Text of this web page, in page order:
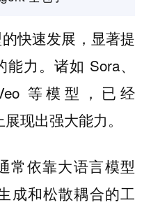
快速发展，显著提
力。诸如 Sora、
等模型，已经
现出强大能力。
常依靠大语言模型
成和松散耦合的工